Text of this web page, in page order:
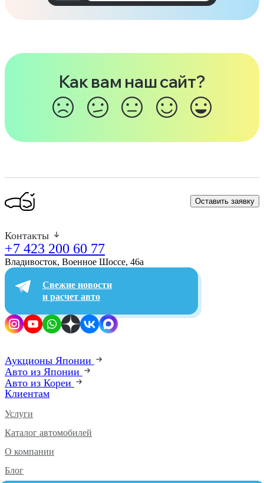
Как вам наш сайт?
Оставить заявку
Контакты
+7 423 200 60 77
Владивосток, Военное Шоссе, 46а​
Свежие новости
и расчет авто
Аукционы Японии
Авто из Японии
Авто из Кореи
Клиентам
Услуги
Каталог автомобилей
О компании
Блог